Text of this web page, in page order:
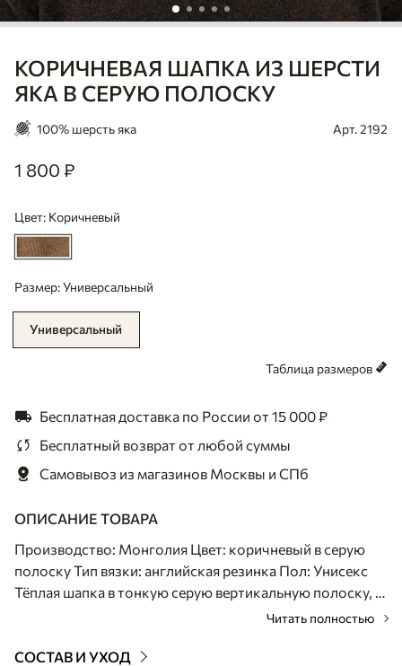
КОРИЧНЕВАЯ ШАПКА ИЗ ШЕРСТИ
ЯКА В СЕРУЮ ПОЛОСКУ
Ulaanbaatar
100% шерсть яка Арт. 2192
1800
1 800 ₽
Цвет: Коричневый
Размер: Универсальный
Универсальный
Таблица размеров
Бесплатная доставка по России от 15 000 ₽
Бесплатный возвратот любой суммы
Самовывоз из магазинов Москвы и СПб
ОПИСАНИЕ ТОВАРА
Производство: Монголия Цвет: коричневый в серую
полоску Тип вязки: английская резинка Пол: Унисекс
Тёплая шапка в тонкую серую вертикальную полоску, с
широким отворотом. Вязка - английская резинка:
вертикальными рубчиками. Шапка хорошо держит
Читать полностью
СОСТАВ И УХОД